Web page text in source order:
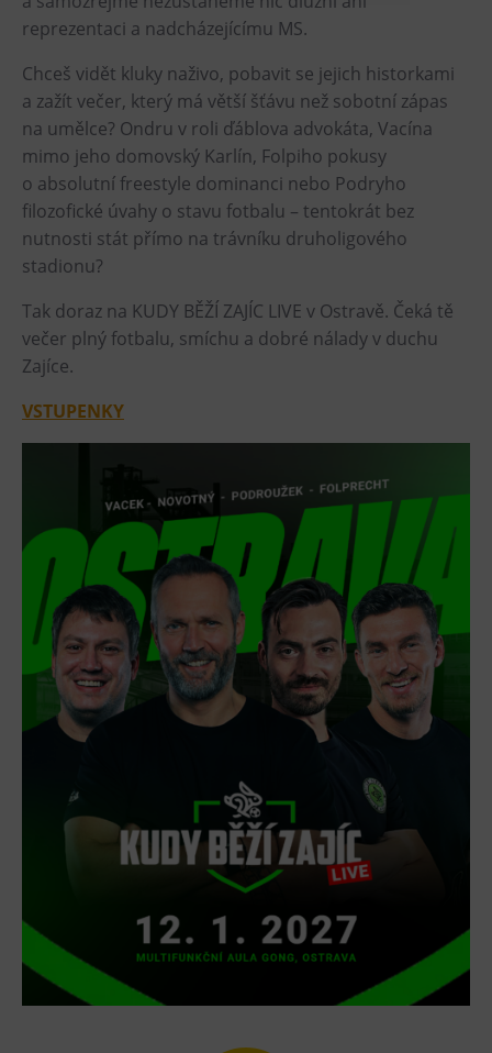
Heligonka
HopJump
Lezecká stěna
Národní zemědělské muzeum
Fajna Dilna
FUTUREUM
Prohlídky
Dolní Vítkovice
Hornické muzeum
L’Osteria
PECKA DOV
Restaurace VP ART
Bistropen
CØKAFE Dolní Vítkovice
FUTURE café
Catering
Hotel VP1
Vila Liběna
Narozeninové oslavy
Letní tábory
Tematické dárkové poukazy
reprezentaci a nadcházejícímu MS.
Chceš vidět kluky naživo, pobavit se jejich historkami
a zažít večer, který má větší šťávu než sobotní zápas
na umělce? Ondru v roli ďáblova advokáta, Vacína
mimo jeho domovský Karlín, Folpiho pokusy
o absolutní freestyle dominanci nebo Podryho
filozofické úvahy o stavu fotbalu – tentokrát bez
nutnosti stát přímo na trávníku druholigového
stadionu?
Tak doraz na KUDY BĚŽÍ ZAJÍC LIVE v Ostravě. Čeká tě
večer plný fotbalu, smíchu a dobré nálady v duchu
Zajíce.
VSTUPENKY